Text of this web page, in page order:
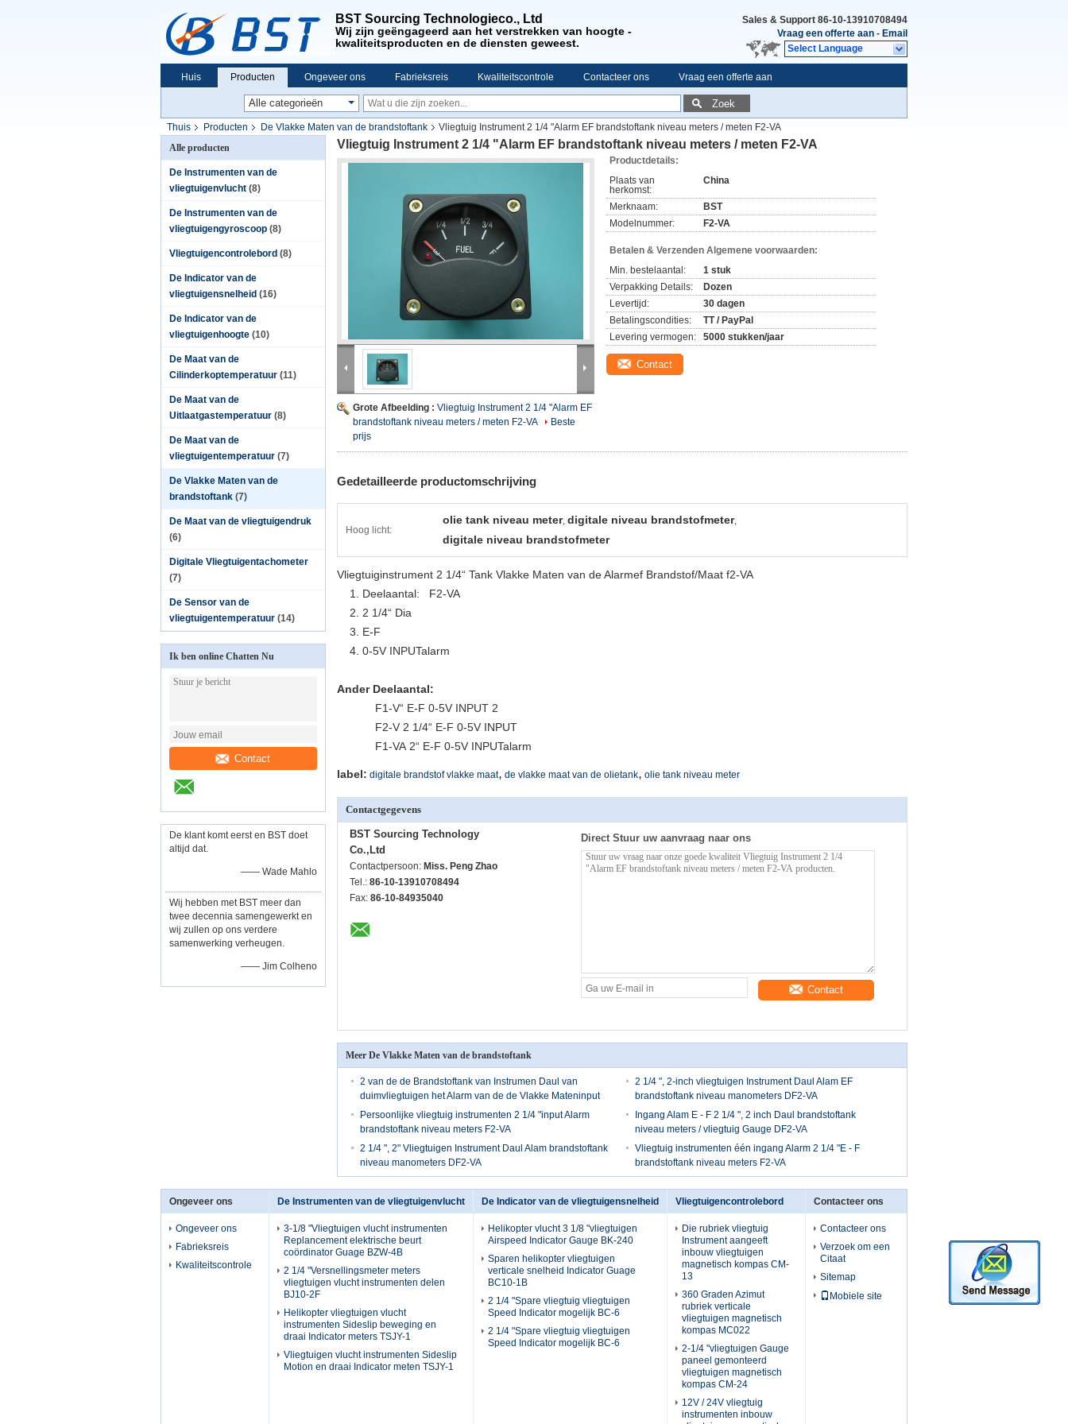
BST Sourcing Technologieco., Ltd
Wij zijn geëngageerd aan het verstrekken van hoogte -
kwaliteitsproducten en de diensten geweest.
Sales & Support 86-10-13910708494
Vraag een offerte aan - Email
Select Language
Huis Producten Ongeveer ons Fabrieksreis Kwaliteitscontrole Contacteer ons Vraag een offerte aan
Zoek
Thuis Producten De Vlakke Maten van de brandstoftank
Vliegtuig Instrument 2 1/4 "Alarm EF brandstoftank niveau meters / meten F2-VA
Alle producten
De Instrumenten van de
vliegtuigenvlucht (8)
De Instrumenten van de
vliegtuigengyroscoop (8)
Vliegtuigencontrolebord (8)
De Indicator van de
vliegtuigensnelheid (16)
De Indicator van de
vliegtuigenhoogte (10)
De Maat van de
Cilinderkoptemperatuur (11)
De Maat van de
Uitlaatgastemperatuur (8)
De Maat van de
vliegtuigentemperatuur (7)
De Vlakke Maten van de
brandstoftank (7)
De Maat van de vliegtuigendruk
(6)
Digitale Vliegtuigentachometer
(7)
De Sensor van de
vliegtuigentemperatuur (14)
Ik ben online Chatten Nu
Contact
De klant komt eerst en BST doet
altijd dat.
—— Wade Mahlo
Wij hebben met BST meer dan
twee decennia samengewerkt en
wij zullen op ons verdere
samenwerking verheugen.
—— Jim Colheno
Vliegtuig Instrument 2 1/4 "Alarm EF brandstoftank niveau meters / meten F2-VA
Grote Afbeelding : Vliegtuig Instrument 2 1/4 "Alarm EF
brandstoftank niveau meters / meten F2-VA
Beste
prijs
Productdetails:
Plaats van
herkomst:
China
Merknaam:
BST
Modelnummer:
F2-VA
Betalen & Verzenden Algemene voorwaarden:
Min. bestelaantal:
1 stuk
Verpakking Details:
Dozen
Levertijd:
30 dagen
Betalingscondities:
TT / PayPal
Levering vermogen:
5000 stukken/jaar
Contact
Gedetailleerde productomschrijving
Hoog licht:
olie tank niveau meter, digitale niveau brandstofmeter,
digitale niveau brandstofmeter
Vliegtuiginstrument 2 1/4“ Tank Vlakke Maten van de Alarmef Brandstof/Maat f2-VA
1. Deelaantal: F2-VA
2. 2 1/4“ Dia
3. E-F
4. 0-5V INPUTalarm
Ander Deelaantal:
F1-V“ E-F 0-5V INPUT 2
F2-V 2 1/4“ E-F 0-5V INPUT
F1-VA 2“ E-F 0-5V INPUTalarm
label: digitale brandstof vlakke maat, de vlakke maat van de olietank, olie tank niveau meter
Contactgegevens
BST Sourcing Technology
Co.,Ltd
Contactpersoon: Miss. Peng Zhao
Tel.: 86-10-13910708494
Fax: 86-10-84935040
Direct Stuur uw aanvraag naar ons
Contact
Meer De Vlakke Maten van de brandstoftank
2 van de de Brandstoftank van Instrumen Daul van
duimvliegtuigen het Alarm van de de Vlakke Mateninput
2 1/4 ", 2-inch vliegtuigen Instrument Daul Alam EF
brandstoftank niveau manometers DF2-VA
Persoonlijke vliegtuig instrumenten 2 1/4 "input Alarm
brandstoftank niveau meters F2-VA
Ingang Alam E - F 2 1/4 ", 2 inch Daul brandstoftank
niveau meters / vliegtuig Gauge DF2-VA
2 1/4 ", 2" Vliegtuigen Instrument Daul Alam brandstoftank
niveau manometers DF2-VA
Vliegtuig instrumenten één ingang Alarm 2 1/4 "E - F
brandstoftank niveau meters F2-VA
Ongeveer ons
Ongeveer ons
Fabrieksreis
Kwaliteitscontrole
De Instrumenten van de vliegtuigenvlucht
3-1/8 "Vliegtuigen vlucht instrumenten
Replancement elektrische beurt
coördinator Guage BZW-4B
2 1/4 "Versnellingsmeter meters
vliegtuigen vlucht instrumenten delen
BJ10-2F
Helikopter vliegtuigen vlucht
instrumenten Sideslip beweging en
draai Indicator meters TSJY-1
Vliegtuigen vlucht instrumenten Sideslip
Motion en draai Indicator meten TSJY-1
De Indicator van de vliegtuigensnelheid
Helikopter vlucht 3 1/8 "vliegtuigen
Airspeed Indicator Gauge BK-240
Sparen helikopter vliegtuigen
verticale snelheid Indicator Guage
BC10-1B
2 1/4 "Spare vliegtuig vliegtuigen
Speed Indicator mogelijk BC-6
2 1/4 "Spare vliegtuig vliegtuigen
Speed Indicator mogelijk BC-6
Vliegtuigencontrolebord
Die rubriek vliegtuig
Instrument aangeeft
inbouw vliegtuigen
magnetisch kompas CM-
13
360 Graden Azimut
rubriek verticale
vliegtuigen magnetisch
kompas MC022
2-1/4 "vliegtuigen Gauge
paneel gemonteerd
vliegtuigen magnetisch
kompas CM-24
12V / 24V vliegtuig
instrumenten inbouw
Contacteer ons
Contacteer ons
Verzoek om een
Citaat
Sitemap
Mobiele site